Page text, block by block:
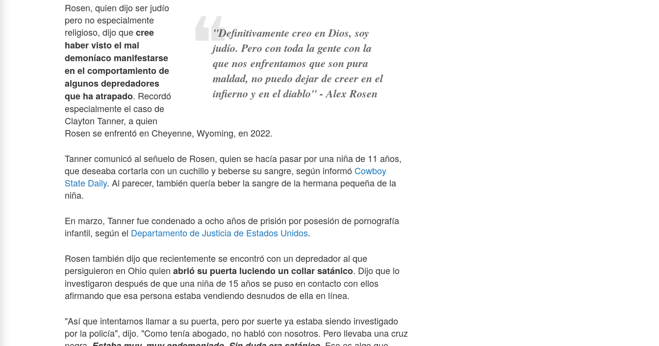
"Definitivamente creo en Dios, soy
judío. Pero con toda la gente con la
que nos enfrentamos que son pura
maldad, no puedo dejar de creer en el
infierno y en el diablo" - Alex Rosen
Rosen, quien dijo ser judío
pero no especialmente
religioso, dijo quecree
haber visto el mal
demoníaco manifestarse
en el comportamiento de
algunos depredadores
que ha atrapado. Recordó
especialmente el caso de
Clayton Tanner, a quien
Rosen se enfrentó en Cheyenne, Wyoming, en 2022.
Tanner comunicó al señuelo de Rosen, quien se hacía pasar por una niña de 11 años,
que deseaba cortarla con un cuchillo y beberse su sangre, según informó Cowboy
State Daily. Al parecer, también quería beber la sangre de la hermana pequeña de la
niña.
En marzo, Tanner fue condenado a ocho años de prisión por posesión de pornografía
infantil, según el Departamento de Justicia de Estados Unidos.
Rosen también dijo que recientemente se encontró con un depredador al que
persiguieron en Ohio quien abrió su puerta luciendo un collar satánico. Dijo que lo
investigaron después de que una niña de 15 años se puso en contacto con ellos
afirmando que esa persona estaba vendiendo desnudos de ella en línea.
"Así que intentamos llamar a su puerta, pero por suerte ya estaba siendo investigado
por la policía", dijo. "Como tenía abogado, no habló con nosotros. Pero llevaba una cruz